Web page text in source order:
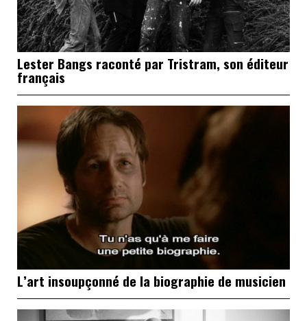
Lester Bangs raconté par Tristram, son éditeur
français
L’art insoupçonné de la biographie de musicien